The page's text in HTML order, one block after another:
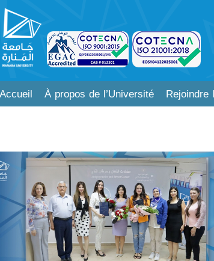
Accueil À propos de l’Université Rejoindre